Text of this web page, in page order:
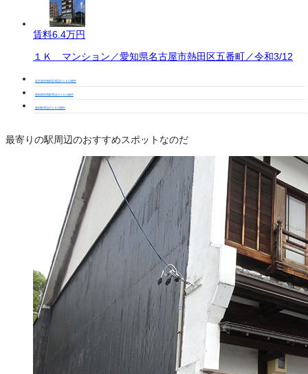
賃料6.4万円
１Ｋ マンション／愛知県名古屋市熱田区五番町／令和3/12
名古屋市熱田区周辺の１Ｋの物件
熱田神宮西駅周辺の１Ｋの物件
熱田駅周辺の１Ｋの物件
最寄りの駅周辺のおすすめスポットなのだ